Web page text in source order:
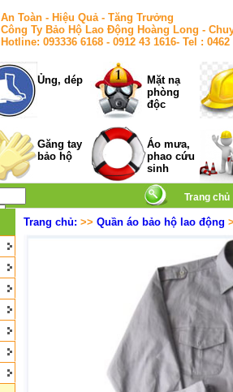
An Toàn - Hiệu Quả - Tăng Trưởng
Công Ty Bảo Hộ Lao Động Hoàng Long -
Hotline: 093336 6168 - 0912 43 1616- Tel :
Ủng, dép
Mặt nạ
phòng
độc
Găng tay
bảo hộ
Áo mưa,
phao cứu
sinh
Trang chủ
Trang chủ: >> Quần áo bảo hộ lao động